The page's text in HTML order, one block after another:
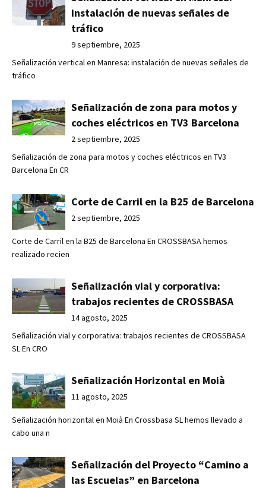
instalación de nuevas señales de
tráfico
9 septiembre, 2025
Señalización vertical en Manresa: instalación de nuevas señales de
tráfico
Señalización de zona para motos y
coches eléctricos en TV3 Barcelona
2 septiembre, 2025
Señalización de zona para motos y coches eléctricos en TV3
Barcelona En CR
Corte de Carril en la B25 de Barcelona
2 septiembre, 2025
Corte de Carril en la B25 de Barcelona En CROSSBASA hemos
realizado recien
Señalización vial y corporativa:
trabajos recientes de CROSSBASA
14 agosto, 2025
Señalización vial y corporativa: trabajos recientes de CROSSBASA
SL En CRO
Señalización Horizontal en Moià
11 agosto, 2025
Señalización horizontal en Moià En Crossbasa SL hemos llevado a
cabo una n
Señalización del Proyecto “Camino a
las Escuelas” en Barcelona